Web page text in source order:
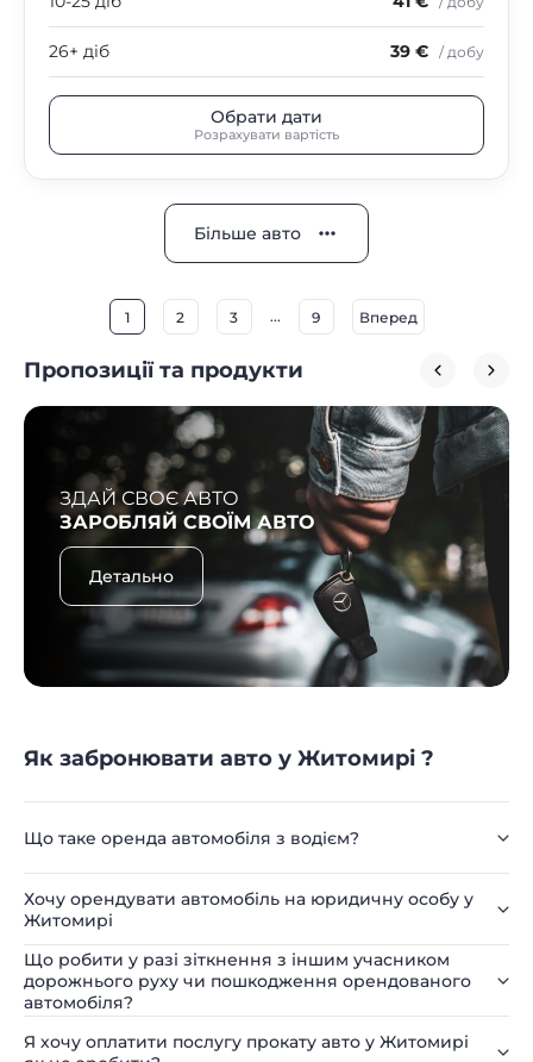
26+ діб 39 € / добу
Обрати дати
Розрахувати вартість
Більше авто
1 2 3 ... 9 Вперед
Пропозиції та продукти
ЗДАЙ СВОЄ АВТО
ЗАРОБЛЯЙ СВОЇМ АВТО
Детально
Як забронювати авто у Житомирі ?
Що таке оренда автомобіля з водієм?
Хочу орендувати автомобіль на юридичну особу у
Житомирі
Що робити у разі зіткнення з іншим учасником
дорожнього руху чи пошкодження орендованого
автомобіля?
Я хочу оплатити послугу прокату авто у Житомирі